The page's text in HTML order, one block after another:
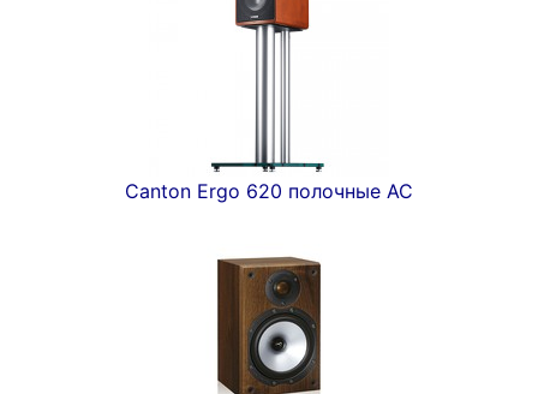
Canton Ergo 620 полочные АС